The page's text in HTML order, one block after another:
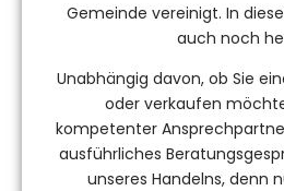
Gemeinde vereinigt. In
auch noch
Unabhängig davon, ob Sie
oder verkaufen
kompetenter
ausführliches
unseres Handelns, denn